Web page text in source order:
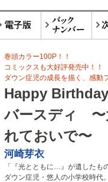
巻頭カラー100P！！
コミックスも大好評発売中！！
ダウン症児の成長を描く、感動
Happy
バースディ 〜
れておいで〜
河崎芽衣
「『光とともに…』が遺したも
ダウン症児・悠人の小学校時代。